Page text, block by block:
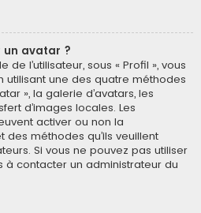
un avatar ?
l’utilisateur, sous « Profil », vous
utilisant une des quatre méthodes
», la galerie d’avatars, les
d’images locales. Les
activer ou non la
méthodes qu’ils veuillent
Si vous ne pouvez pas utiliser
à contacter un administrateur du